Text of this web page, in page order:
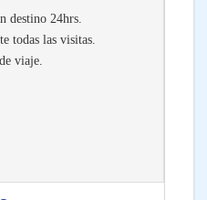
destino 24hrs.
todas las visitas.
viaje.